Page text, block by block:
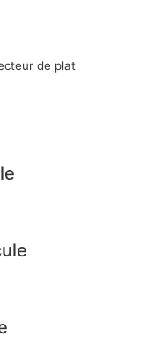
de plat